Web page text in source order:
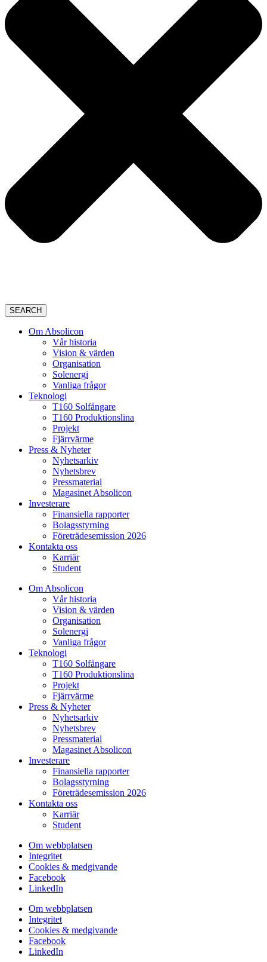
SEARCH
Om Absolicon
Vår historia
Vision & värden
Organisation
Solenergi
Vanliga frågor
Teknologi
T160 Solfångare
T160 Produktionslina
Projekt
Fjärrvärme
Press & Nyheter
Nyhetsarkiv
Nyhetsbrev
Pressmaterial
Magasinet Absolicon
Investerare
Finansiella rapporter
Bolagsstyrning
Företrädesemission 2026
Kontakta oss
Karriär
Student
Om Absolicon
Vår historia
Vision & värden
Organisation
Solenergi
Vanliga frågor
Teknologi
T160 Solfångare
T160 Produktionslina
Projekt
Fjärrvärme
Press & Nyheter
Nyhetsarkiv
Nyhetsbrev
Pressmaterial
Magasinet Absolicon
Investerare
Finansiella rapporter
Bolagsstyrning
Företrädesemission 2026
Kontakta oss
Karriär
Student
Om webbplatsen
Integritet
Cookies & medgivande
Facebook
LinkedIn
Om webbplatsen
Integritet
Cookies & medgivande
Facebook
LinkedIn